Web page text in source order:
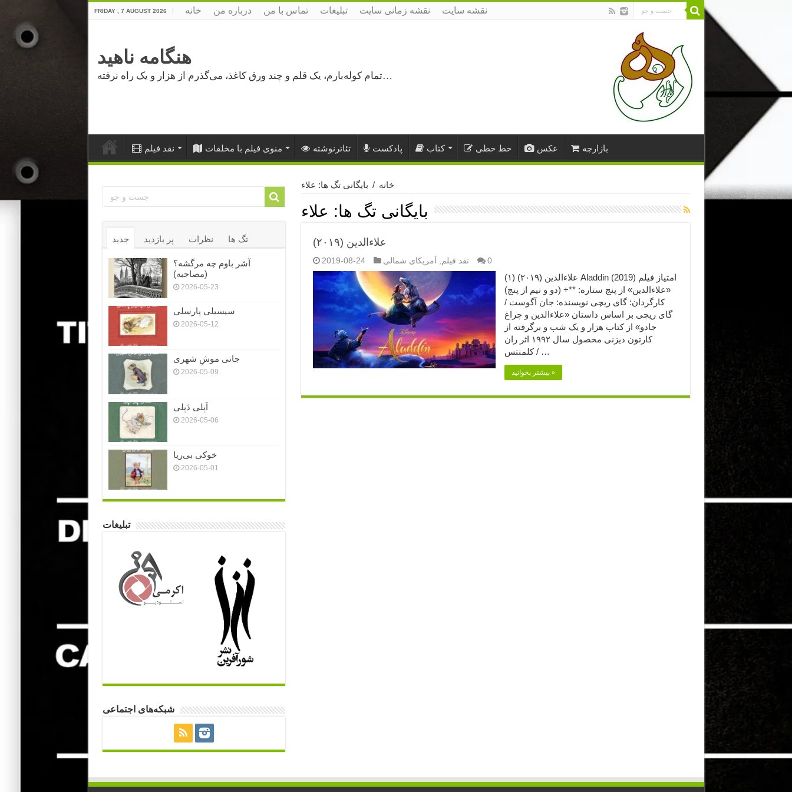
FRIDAY , 7 AUGUST 2026 خانه درباره من تماس با من تبلیغات نقشه زمانی سایت نقشه سایت
هنگامه ناهید
تمام کوله‌بارم، یک قلم و چند ورق کاغذ، می‌گذرم از هزار و یک راه نرفته…
نقد فیلم منوی فیلم با مخلفات تئاترنوشته پادکست کتاب خط خطی عکس بازارچه
خانه / بایگانی تگ ها: علاء
بایگانی تگ ها: علاء
علاءالدین (۲۰۱۹)
2019-08-24 نقد فیلم آمریکای شمالی 0
علاءالدین (۲۰۱۹) (۱) Aladdin (2019) امتیاز فیلم
«علاءالدین» از پنج ستاره: **+ (دو و نیم از پنج)
کارگردان: گای ریچی نویسنده: جان آگوست /
گای ریچی بر اساس داستان «علاءالدین و چراغ
جادو» از کتاب هزار و یک شب و برگرفته از
کارتون دیزنی محصول سال ۱۹۹۲ اثر ران
کلمنتس / …
بیشتر بخوانید »
جدید پر بازدید نظرات تگ ها
آشر باوم چه مرگشه؟
(مصاحبه)
2026-05-23
سیسیلی پارسلی
2026-05-12
جانی موشِ شهری
2026-05-09
اَپلی دَپلی
2026-05-06
خوکی بی‌ریا
2026-05-01
تبلیغات
شبکه‌های اجتماعی